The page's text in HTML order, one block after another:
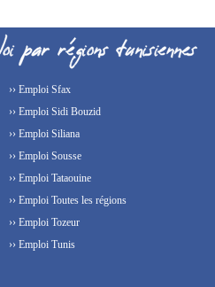
›› Emploi Sfax
›› Emploi Sidi Bouzid
›› Emploi Siliana
›› Emploi Sousse
›› Emploi Tataouine
›› Emploi Toutes les régions
›› Emploi Tozeur
›› Emploi Tunis